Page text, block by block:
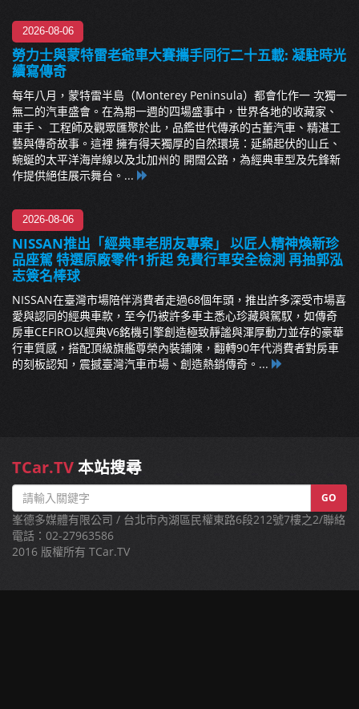
2026-08-06
勞力士與蒙特雷老爺車大賽攜手同行二十五載: 凝駐時光
續寫傳奇
每年八月，蒙特雷半島（Monterey Peninsula）都會化作一 次獨一
無二的汽車盛會。在為期一週的四場盛事中，世界各地的收藏家、
車手、 工程師及觀眾匯聚於此，品鑑世代傳承的古董汽車、精湛工
藝與傳奇故事。這裡 擁有得天獨厚的自然環境：延綿起伏的山丘、
蜿蜒的太平洋海岸線以及北加州的 開闊公路，為經典車型及先鋒新
作提供絕佳展示舞台。...
2026-08-06
NISSAN推出「經典車老朋友專案」 以匠人精神煥新珍
品座駕 特選原廠零件1折起 免費行車安全檢測 再抽郭泓
志簽名棒球
NISSAN在臺灣市場陪伴消費者走過68個年頭，推出許多深受市場喜
愛與認同的經典車款，至今仍被許多車主悉心珍藏與駕馭，如傳奇
房車CEFIRO以經典V6銘機引擎創造極致靜謐與渾厚動力並存的豪華
行車質感，搭配頂級旗艦尊榮內裝鋪陳，翻轉90年代消費者對房車
的刻板認知，震撼臺灣汽車市場、創造熱銷傳奇。...
TCar.TV本站搜尋
GO
峯德多媒體有限公司 / 台北市內湖區民權東路6段212號7樓之2/聯絡
電話：02-27963586
2016 版權所有 TCar.TV